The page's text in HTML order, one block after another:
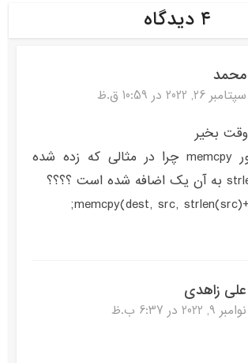
۴ دیدگاه
محمد
سپتامبر 26, 2022 در 10:59 ق.ظ
بخیر
در مورد دستور memcpy چرا در مثالی که زده شده
علی زاهدی
نوامبر 9, 2022 در 6:37 ب.ظ